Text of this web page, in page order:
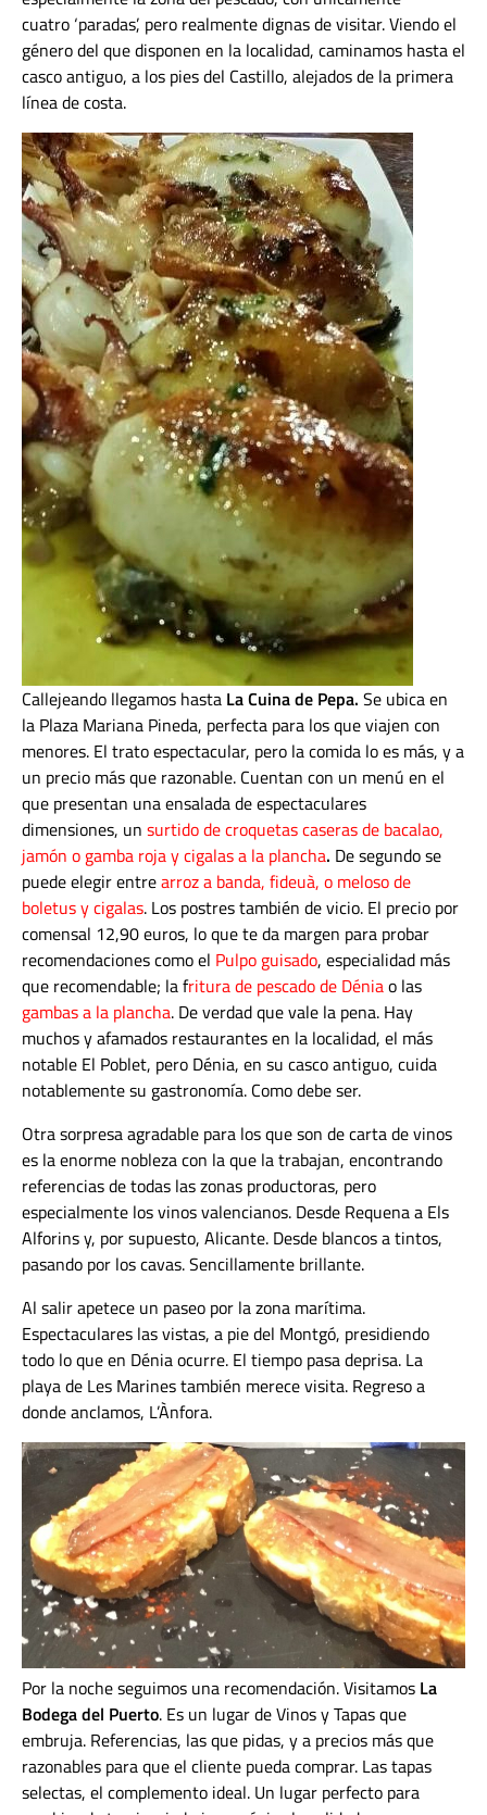
cuatro ‘paradas’, pero realmente dignas de visitar. Viendo el
género del que disponen en la localidad, caminamos hasta el
casco antiguo, a los pies del Castillo, alejados de la primera
línea de costa.
Callejeando llegamos hasta La Cuina de Pepa. Se ubica en
la Plaza Mariana Pineda, perfecta para los que viajen con
menores. El trato espectacular, pero la comida lo es más, y a
un precio más que razonable. Cuentan con un menú en el
que presentan una ensalada de espectaculares
dimensiones, un surtido de croquetas caseras de bacalao,
jamón o gamba roja y cigalas a la plancha. De segundo se
puede elegir entrearroz a banda, fideuà, o meloso de
boletus y cigalas. Los postres también de vicio. El precio por
comensal 12,90 euros, lo que te da margen para probar
recomendaciones como el Pulpo guisado, especialidad más
que recomendable; la fritura de pescado de Déniao las
gambas a la plancha. De verdad que vale la pena. Hay
muchos y afamados restaurantes en la localidad, el más
notable El Poblet, pero Dénia, en su casco antiguo, cuida
notablemente su gastronomía. Como debe ser.
Otra sorpresa agradable para los que son de carta de vinos
es la enorme nobleza con la que la trabajan, encontrando
referencias de todas las zonas productoras, pero
especialmente los vinos valencianos. Desde Requena a Els
Alforins y, por supuesto, Alicante. Desde blancos a tintos,
pasando por los cavas. Sencillamente brillante.
Al salir apetece un paseo por la zona marítima.
Espectaculares las vistas, a pie del Montgó, presidiendo
todo lo que en Dénia ocurre. El tiempo pasa deprisa. La
playa de Les Marines también merece visita. Regreso a
donde anclamos, L’Ànfora.
Por la noche seguimos una recomendación. Visitamos La
Bodega del Puerto. Es un lugar de Vinos y Tapas que
embruja. Referencias, las que pidas, y a precios más que
razonables para que el cliente pueda comprar. Las tapas
selectas, el complemento ideal. Un lugar perfecto para